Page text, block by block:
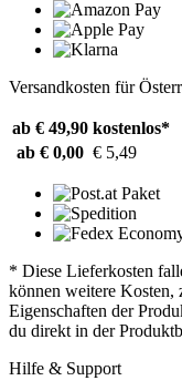
Versandkosten für
ab € 49,90 kostenlos*
ab € 0,00 € 5,49
* Diese Lieferkosten
können weitere Kosten,
Eigenschaften der
du direkt in der
Hilfe & Support